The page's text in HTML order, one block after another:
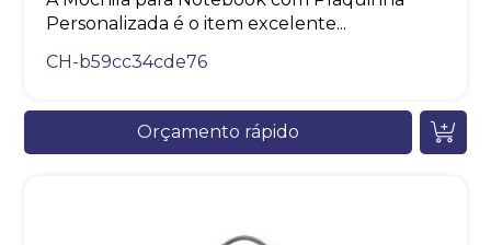
Personalizada é o item excelente...
CH-b59cc34cde76
Orçamento rápido